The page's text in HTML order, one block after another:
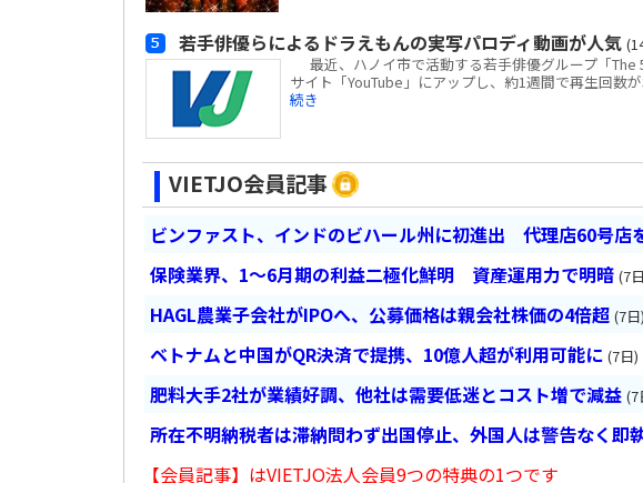
若手俳優らによるドラえもんの実写パロディ動画が人気
最近、ハノイ市で活動する若手俳優グループ「
サイト「YouTube」にアップし、約1週間で再生回
続き
VIETJO会員記事
ビンファスト、インドのビハール州に初進出 代理店60号店
保険業界、1～6月期の利益二極化鮮明 資産運用力で明暗 (7
HAGL農業子会社がIPOへ、公募価格は親会社株価の4倍超 (7日)
ベトナムと中国がQR決済で提携、10億人超が利用可能に (7日)
肥料大手2社が業績好調、他社は需要低迷とコスト増で減益 (7
所在不明納税者は滞納問わず出国停止、外国人は警告なく即
【会員記事】はVIETJO法人会員9つの特典の1つです